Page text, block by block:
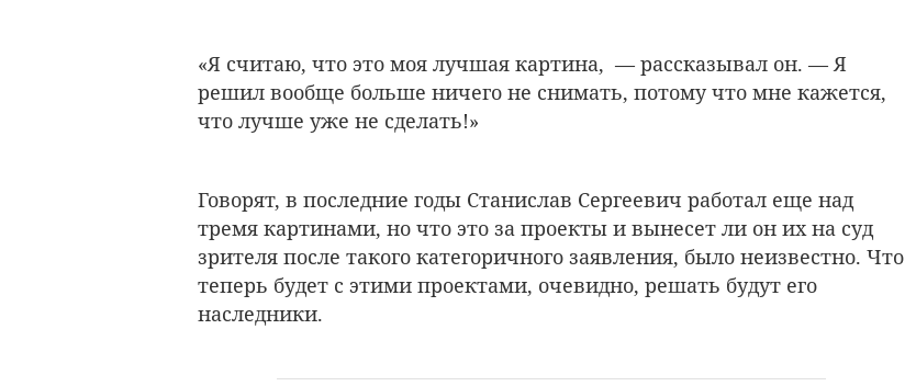
«Я считаю, что это моя лучшая картина, — рассказывал он. — Я
решил вообще больше ничего не снимать, потому что мне кажется,
что лучше уже не сделать!»
Говорят, в последние годы Станислав Сергеевич работал еще над
тремя картинами, но что это за проекты и вынесет ли он их на суд
зрителя после такого категоричного заявления, было неизвестно. Что
теперь будет с этими проектами, очевидно, решать будут его
наследники.